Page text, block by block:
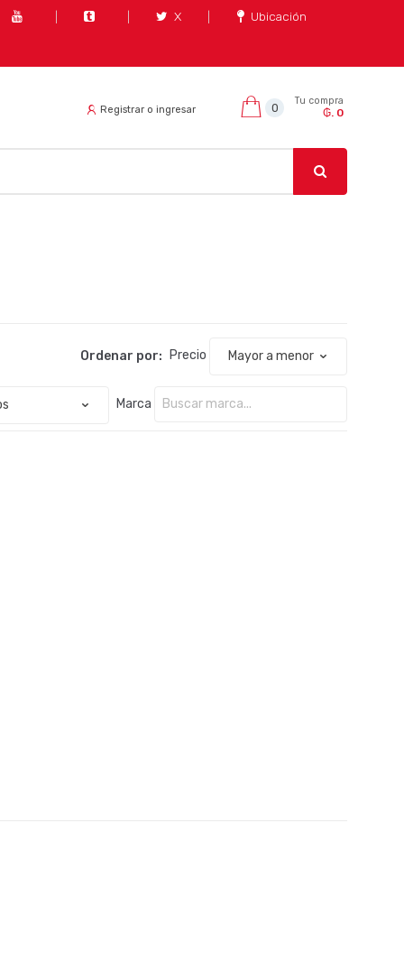
X Ubicación
Registrar o ingresar 0
Tu compra
₲. 0
Ordenar por: Precio
Marca